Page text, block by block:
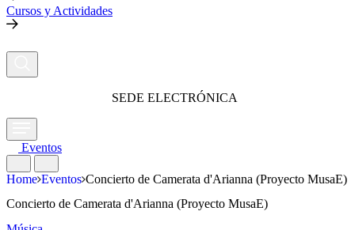
Cursos y Actividades
SEDE ELECTRÓNICA
Eventos
Home Eventos Concierto de Camerata d'Arianna (Proyecto MusaE)
Concierto de Camerata d'Arianna (Proyecto MusaE)